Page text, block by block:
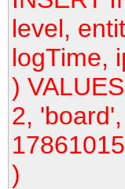
level,
logTime,
)
2,
)